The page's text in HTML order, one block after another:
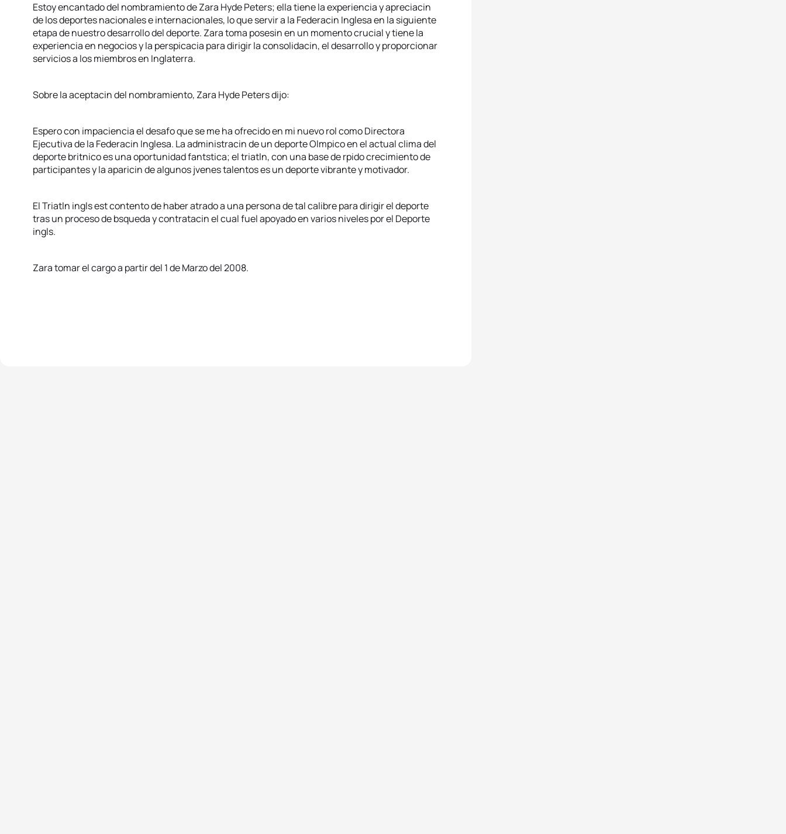
Estoy encantado del nombramiento de Zara Hyde Peters; ella tiene la experiencia y apreciacin
de los deportes nacionales e internacionales, lo que servir a la Federacin Inglesa en la siguiente
etapa de nuestro desarrollo del deporte. Zara toma posesin en un momento crucial y tiene la
experiencia en negocios y la perspicacia para dirigir la consolidacin, el desarrollo y proporcionar
servicios a los miembros en Inglaterra.
Sobre la aceptacin del nombramiento, Zara Hyde Peters dijo:
Espero con impaciencia el desafo que se me ha ofrecido en mi nuevo rol como Directora
Ejecutiva de la Federacin Inglesa. La administracin de un deporte Olmpico en el actual clima del
deporte britnico es una oportunidad fantstica; el triatln, con una base de rpido crecimiento de
participantes y la aparicin de algunos jvenes talentos es un deporte vibrante y motivador.
El Triatln ingls est contento de haber atrado a una persona de tal calibre para dirigir el deporte
tras un proceso de bsqueda y contratacin el cual fuel apoyado en varios niveles por el Deporte
ingls.
Zara tomar el cargo a partir del 1 de Marzo del 2008.